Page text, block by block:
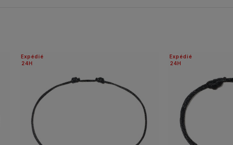
24H
Expédié
24H
Expédié